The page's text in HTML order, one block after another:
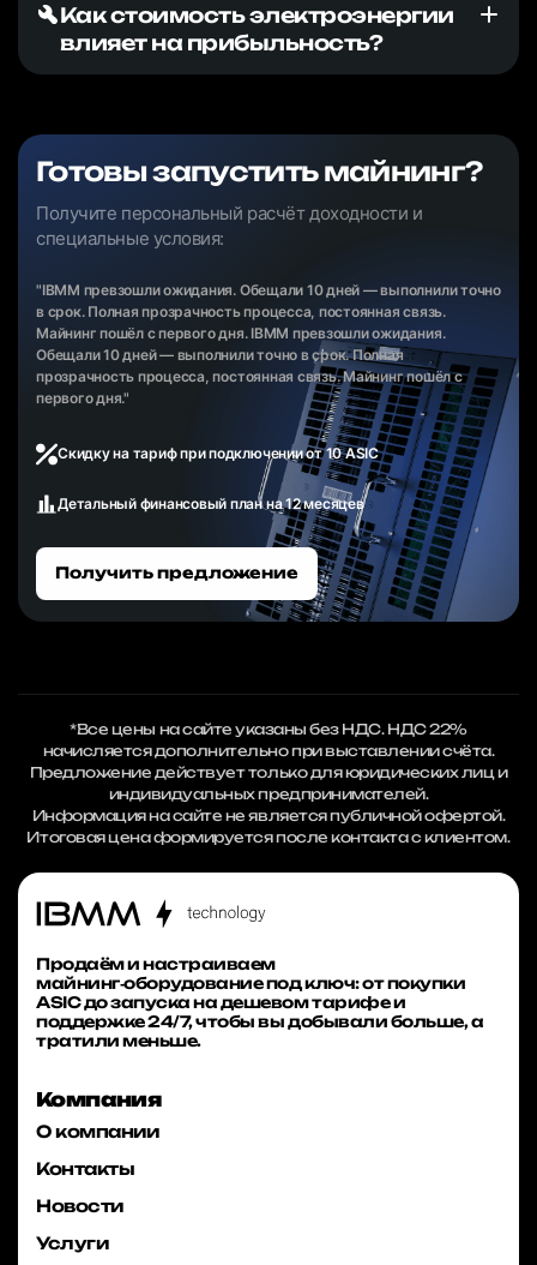
Как стоимость электроэнергии
влияет на прибыльность?
Готовы запустить майнинг?
Получите персональный расчёт доходности и
специальные условия:
"IBMM превзошли ожидания. Обещали 10 дней — выполнили точно
в срок. Полная прозрачность процесса, постоянная связь.
Майнинг пошёл с первого дня. IBMM превзошли ожидания.
Обещали 10 дней — выполнили точно в срок. Полная
прозрачность процесса, постоянная связь. Майнинг пошёл с
первого дня."
Скидку на тариф при подключении от 10 ASIC
Детальный финансовый план на 12 месяцев
Получить предложение
*Все цены на сайте указаны без НДС. НДС 22%
начисляется дополнительно при выставлении счёта.
Предложение действует только для юридических лиц и
индивидуальных предпринимателей.
Информация на сайте не является публичной офертой.
Итоговая цена формируется после контакта с клиентом.
Продаём и настраиваем
майнинг‑оборудование под ключ: от покупки
ASIC до запуска на дешевом тарифе и
поддержке 24/7, чтобы вы добывали больше, а
тратили меньше.
Компания
О компании
Контакты
Новости
Услуги